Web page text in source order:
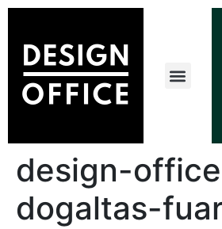
design-
dogaltas-